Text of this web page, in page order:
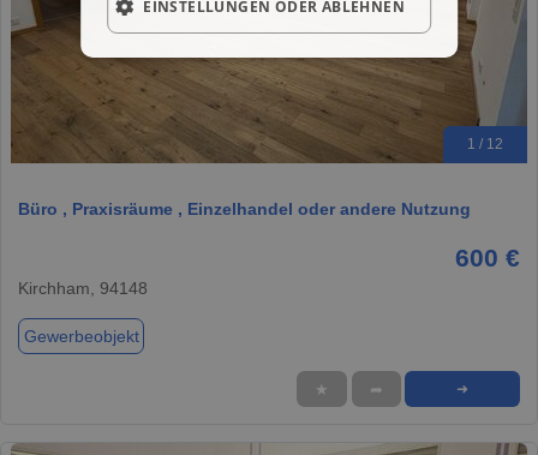
1 / 12
Büro , Praxisräume , Einzelhandel oder andere Nutzung
600 €
Kirchham, 94148
Gewerbeobjekt
★ ➦ ➜
EINSTELLUNGEN ODER ABLEHNEN